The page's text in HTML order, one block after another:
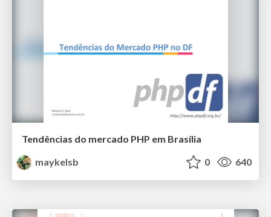
Tendências do mercado PHP em Brasília
maykelsb
0 640